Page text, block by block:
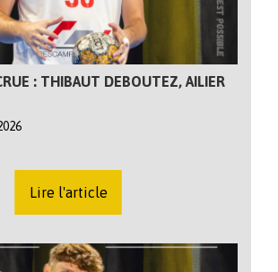
: THIBAUT DEBOUTEZ, AILIER
Lire l'article